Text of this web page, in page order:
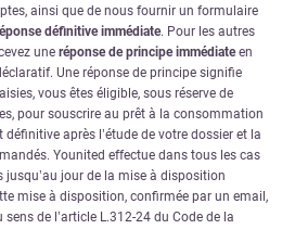
ainsi que de nous fournir un formulaire
définitive immédiate. Pour les autres
une réponse de principe immédiateen
Une réponse de principe signifie
vous êtes éligible, sous réserve de
pour souscrire au prêt à la consommation
après l’étude de votre dossier et la
Younited effectue dans tous les cas
jusqu’au jour de la mise à disposition
mise à disposition, confirmée par un email,
de l’article L.312-24 du Code de la